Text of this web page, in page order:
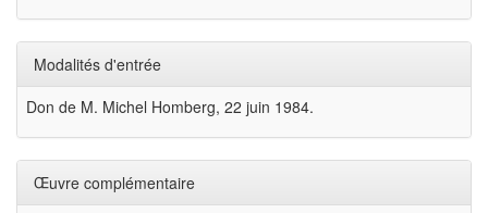
Modalités d'entrée
Don de M. Michel Homberg, 22 juin 1984.
Œuvre complémentaire